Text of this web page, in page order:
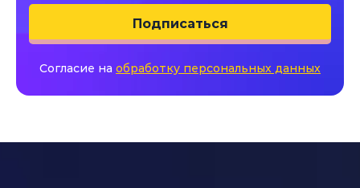
Подписаться
Согласие на обработку персональных данных